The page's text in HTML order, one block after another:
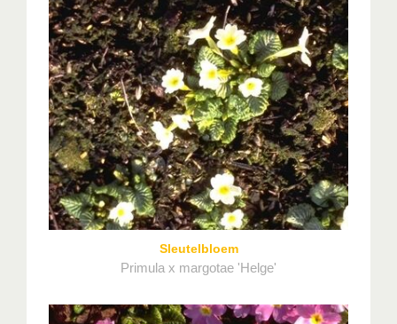
Sleutelbloem
Primula x margotae 'Helge'